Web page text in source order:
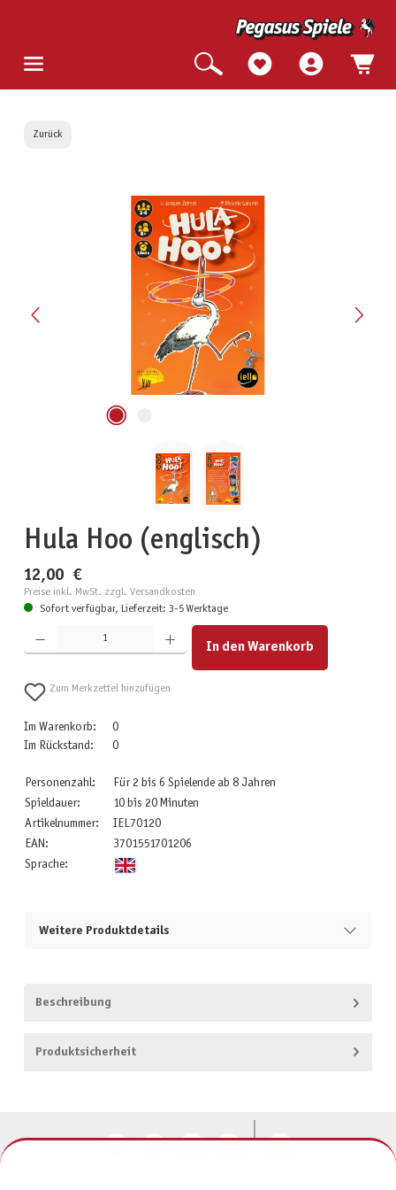
Zurück
Bildergalerie überspringen
Hula Hoo (englisch)
12,00 €
Preise inkl. MwSt. zzgl. Versandkosten
Sofort verfügbar, Lieferzeit: 3-5 Werktage
Produkt Anzahl: Gib den gewünschten Wert ein oder benutze die Schaltflächen um die Anzahl zu
In den Warenkorb
Zum Merkzettel hinzufügen
Im Warenkorb:
0
Im Rückstand:
0
Personenzahl:
Für 2 bis 6 Spielende ab 8 Jahren
Spieldauer:
10 bis 20 Minuten
Artikelnummer:
IEL70120
EAN:
3701551701206
Sprache:
Weitere Produktdetails
Beschreibung
Produktsicherheit